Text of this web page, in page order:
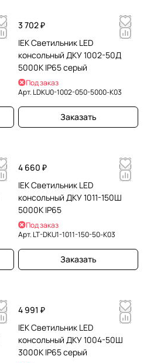
3 702 ₽
IEK Светильник LED
консольный ДКУ 1002-50Д
5000К IP65 серый
Под заказ
Арт. LDKU0-1002-050-5000-K03
Заказать
4 660 ₽
IEK Светильник LED
консольный ДКУ 1011-150Ш
5000К IP65
Под заказ
Арт. LT-DKU1-1011-150-50-K03
Заказать
4 991 ₽
IEK Светильник LED
консольный ДКУ 1004-50Ш
3000К IP65 серый